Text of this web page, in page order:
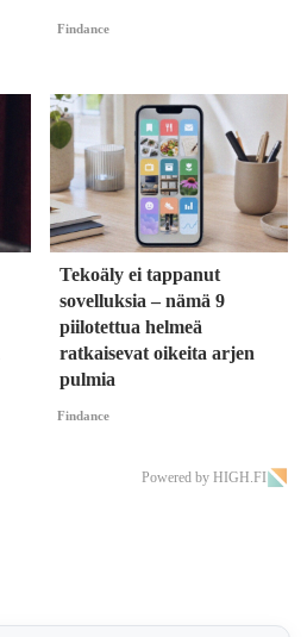
Findance
Tekoäly ei tappanut
sovelluksia – nämä 9
piilotettua helmeä
ratkaisevat oikeita arjen
pulmia
Findance
Powered by HIGH.FI